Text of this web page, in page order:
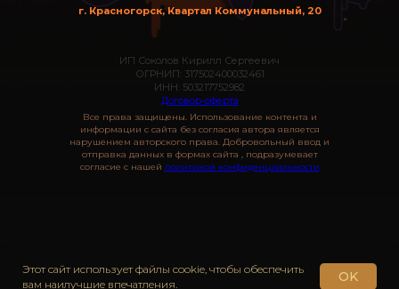
Все права защищены. Использование контента и
информации с сайта без согласия автора является
нарушением авторского права. Добровольный ввод и
отправка данных в формах сайта , подразумевает
согласие с нашей политикой конфиденциальности
ИП Соколов Кирилл Сергеевич
ОГРНИП: 317502400032461
ИНН: 503217752982
Договор-оферта
г. Красногорск, Квартал Коммунальный, 20
Этот сайт использует файлы cookie, чтобы обеспечить
вам наилучшие впечатления.
OK